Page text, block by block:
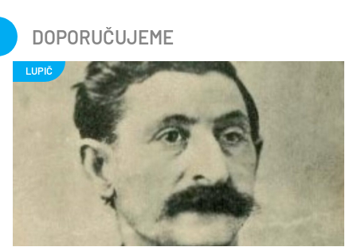
DOPORUČUJEME